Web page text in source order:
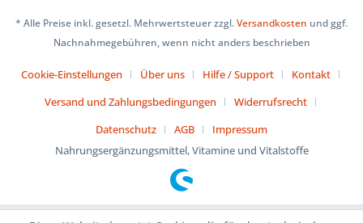
* Alle Preise inkl. gesetzl. Mehrwertsteuer zzgl.Versandkosten und ggf.
Nachnahmegebühren, wenn nicht anders beschrieben
Cookie-Einstellungen Über uns Hilfe / Support
Kontakt
Versand und Zahlungsbedingungen
Widerrufsrecht
Datenschutz
AGB
Impressum
Nahrungsergänzungsmittel, Vitamine und Vitalstoffe